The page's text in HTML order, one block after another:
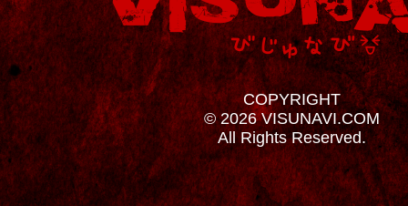
COPYRIGHT
© 2026 VISUNAVI.COM
All Rights Reserved.